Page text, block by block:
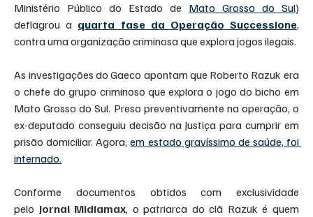
Ministério Público do Estado de Mato Grosso do Sul)
deflagrou a quarta fase da Operação Successione,
contra uma organização criminosa que explora jogos ilegais.
As investigações do Gaeco apontam que Roberto Razuk era
o chefe do grupo criminoso que explora o jogo do bicho em
Mato Grosso do Sul. Preso preventivamente na operação, o
ex-deputado conseguiu decisão na Justiça para cumprir em
prisão domiciliar. Agora, em estado gravíssimo de saúde, foi
internado.
Conforme documentos obtidos com exclusividade
pelo Jornal Midiamax, o patriarca do clã Razuk é quem